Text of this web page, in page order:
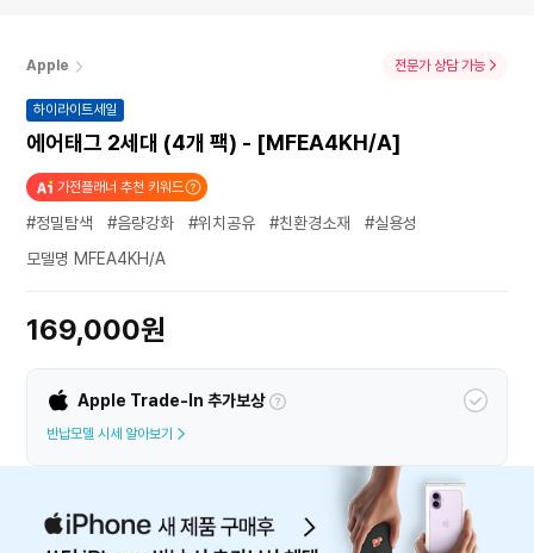
Apple 전문가 상담 가능
하이라이트세일
에어태그 2세대 (4개 팩) - [MFEA4KH/A]
가전플래너 추천 키워드
#정밀탐색 #음량강화 #위치공유 #친환경소재
#실용성
모델명 MFEA4KH/A
169,000원
Apple Trade-In 추가보상
반납모델 시세 알아보기